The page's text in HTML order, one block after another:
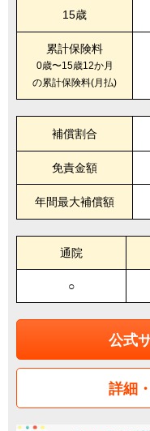
15歳
累計保険料
0歳〜15歳12か月
の累計保険料(月払)
補償割合
免責金額
年間最大補償額
通院
○
公式
詳細